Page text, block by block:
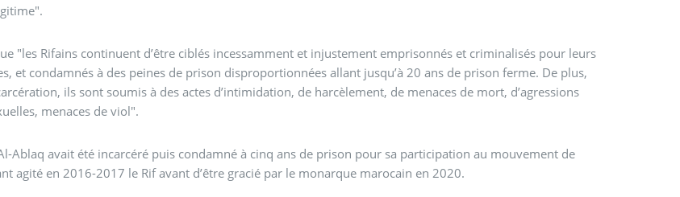
"les Rifains continuent d’être ciblés incessamment et injustement emprisonnés et criminalisés pour leurs
et condamnés à des peines de prison disproportionnées allant jusqu’à 20 ans de prison ferme. De plus,
ils sont soumis à des actes d’intimidation, de harcèlement, de menaces de mort, d’agressions
menaces de viol".
Ablaq avait été incarcéré puis condamné à cinq ans de prison pour sa participation au mouvement de
agité en 2016-2017 le Rif avant d’être gracié par le monarque marocain en 2020.